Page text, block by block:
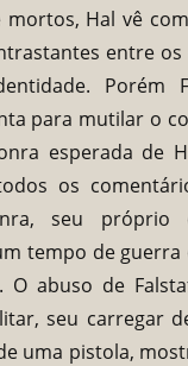
mortos, Hal vê
entre
Porém
para mutilar o
esperada de
os
seu próprio
tempo de
O abuso de
seu carregar
uma pistola,